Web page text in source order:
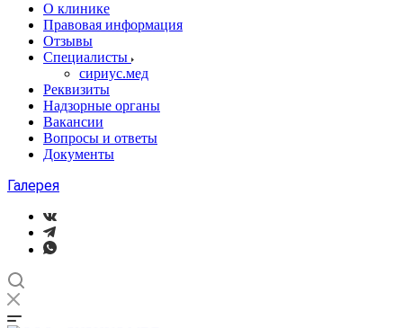
О клинике
Правовая информация
Отзывы
Специалисты
сириус.мед
Реквизиты
Надзорные органы
Вакансии
Вопросы и ответы
Документы
Галерея